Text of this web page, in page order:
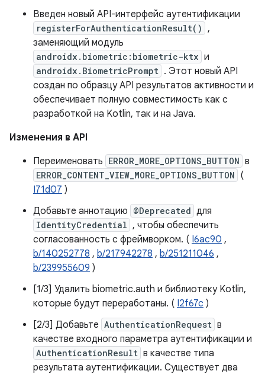
Введен новый API-интерфейс аутентификации
registerForAuthenticationResult() ,
заменяющий модуль
androidx.biometric:biometric-ktx и
androidx.BiometricPrompt . Этот новый API
создан по образцу API результатов активности и
обеспечивает полную совместимость как с
разработкой на Kotlin, так и на Java.
Изменения в API
Переименовать ERROR_MORE_OPTIONS_BUTTON в
ERROR_CONTENT_VIEW_MORE_OPTIONS_BUTTON (
I71d07 )
Добавьте аннотацию @Deprecated для
IdentityCredential , чтобы обеспечить
согласованность с фреймворком. ( I6ac90 ,
b/140252778 , b/217942278 , b/251211046 ,
b/239955609 )
[1/3] Удалить biometric.auth и библиотеку Kotlin,
которые будут переработаны. ( I2f67c )
[2/3] Добавьте AuthenticationRequest в
качестве входного параметра аутентификации и
AuthenticationResult в качестве типа
результата аутентификации. Существует два